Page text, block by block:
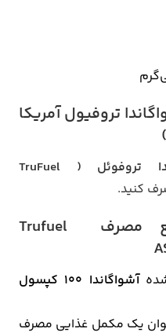
تروفیول آمریکا
آشواگاندا تروفوئل ( TruFuel
کنید.
هشدار و موارد منع مصرف Trufuel
آشواگاندا 100 کپسول
یک مکمل غذایی مصرف